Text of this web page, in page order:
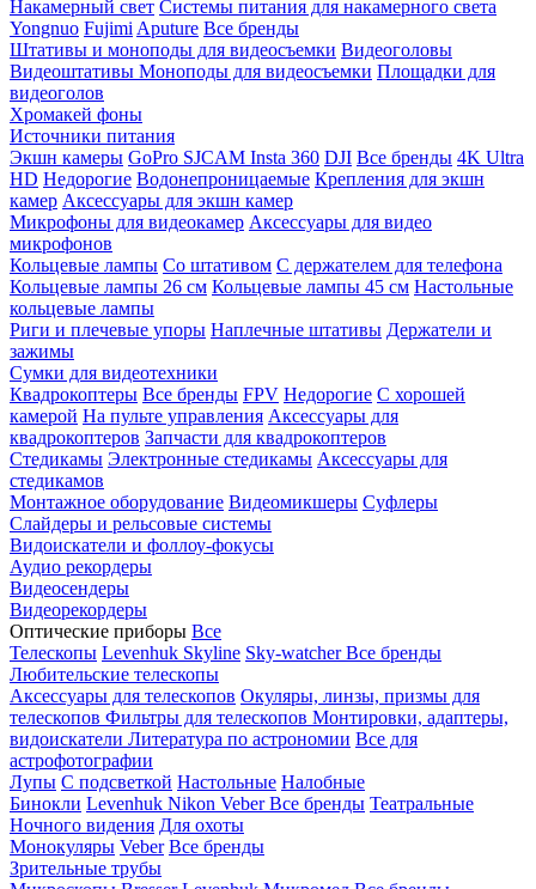
Накамерный свет Системы питания для накамерного света
Yongnuo Fujimi Aputure Все бренды
Штативы и моноподы для видеосъемки Видеоголовы
Видеоштативы Моноподы для видеосъемки Площадки для
видеоголов
Хромакей фоны
Источники питания
Экшн камеры GoPro SJCAM Insta 360 DJI Все бренды 4K Ultra
HD Недорогие Водонепроницаемые Крепления для экшн
камер Аксессуары для экшн камер
Микрофоны для видеокамер Аксессуары для видео
микрофонов
Кольцевые лампы Со штативом C держателем для телефона
Кольцевые лампы 26 см Кольцевые лампы 45 см Настольные
кольцевые лампы
Риги и плечевые упоры Наплечные штативы Держатели и
зажимы
Сумки для видеотехники
Квадрокоптеры Все бренды FPV Недорогие С хорошей
камерой На пульте управления Аксессуары для
квадрокоптеров Запчасти для квадрокоптеров
Стедикамы Электронные стедикамы Аксессуары для
стедикамов
Монтажное оборудование Видеомикшеры Суфлеры
Слайдеры и рельсовые системы
Видоискатели и фоллоу-фокусы
Аудио рекордеры
Видеосендеры
Видеорекордеры
Оптические приборы Все
Телескопы Levenhuk Skyline Sky-watcherВсе бренды
Любительские телескопы
Аксессуары для телескопов Окуляры, линзы, призмы для
телескопов Фильтры для телескопов Монтировки, адаптеры,
видоискатели Литература по астрономии Все для
астрофотографии
Лупы С подсветкой Настольные Налобные
Бинокли Levenhuk Nikon VeberВсе бренды Театральные
Ночного видения Для охоты
Монокуляры Veber Все бренды
Зрительные трубы